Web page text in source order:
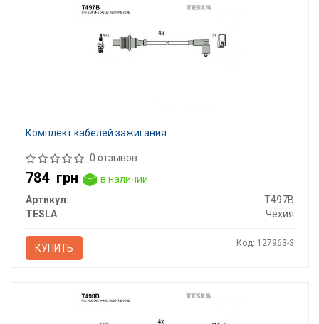
Комплект кабелей зажигания
0 отзывов
784 грн
в наличии
Артикул:
T497B
TESLA
Чехия
КУПИТЬ Код: 127963-3